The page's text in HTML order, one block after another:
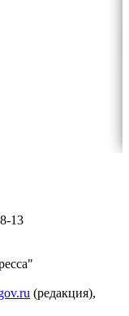
13
(редакция),